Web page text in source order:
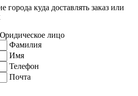
города куда доставлять заказ или
лицо
Фамилия
Имя
Телефон
Почта